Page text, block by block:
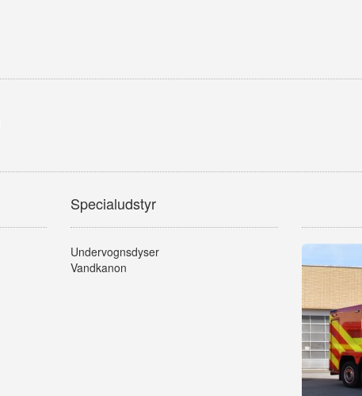
Specialudstyr
Undervognsdyser
Vandkanon